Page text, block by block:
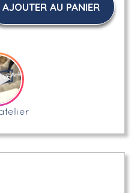
AJOUTER AU PANIER